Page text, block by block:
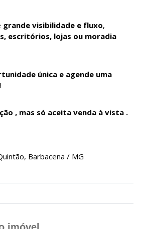
grande visibilidade e fluxo,
escritórios, lojas ou moradia
única e agende uma
, mas só aceita venda à vista .
Barbacena / MG